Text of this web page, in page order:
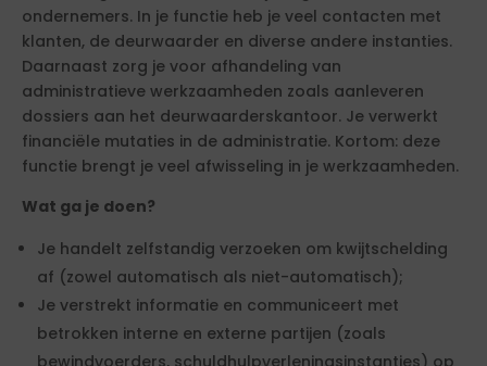
ondernemers. In je functie heb je veel contacten met
klanten, de deurwaarder en diverse andere instanties.
Daarnaast zorg je voor afhandeling van
administratieve werkzaamheden zoals aanleveren
dossiers aan het deurwaarderskantoor. Je verwerkt
financiële mutaties in de administratie. Kortom: deze
functie brengt je veel afwisseling in je werkzaamheden.
Wat ga je doen?
Je handelt zelfstandig verzoeken om kwijtschelding
af (zowel automatisch als niet-automatisch);
Je verstrekt informatie en communiceert met
betrokken interne en externe partijen (zoals
bewindvoerders, schuldhulpverleningsinstanties) op